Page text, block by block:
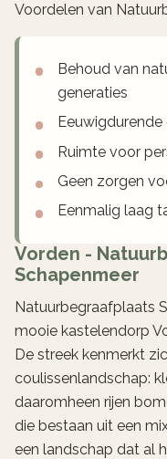
Voordelen van
Behoud van
generaties
Ruimte voor
Geen zorgen
Eenmalig laag
Vorden -
Schapenmeer
Natuurbegraafplaats
mooie kastelendorp
De streek kenmerkt
coulissenlandschap:
daaromheen rijen
die bestaan uit een
een landschap dat al